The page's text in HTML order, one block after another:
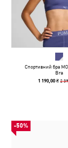
Спортивний бра
Bra
1 190,00 ₴2
-50%